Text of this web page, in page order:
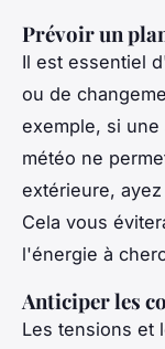
Prévoir un
Il est essentiel
ou de
exemple, si
météo ne
extérieure,
Cela vous
l'énergie à
Anticiper les
Les tensions et